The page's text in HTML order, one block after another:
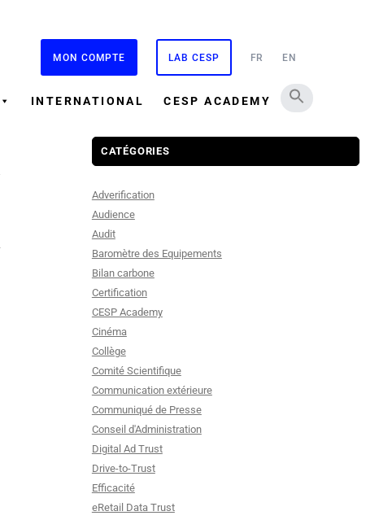
MON COMPTE LAB CESP FR EN
INTERNATIONAL CESP ACADEMY
CATÉGORIES
Adverification
Audience
Audit
Baromètre des Equipements
Bilan carbone
Certification
CESP Academy
Cinéma
Collège
Comité Scientifique
Communication extérieure
Communiqué de Presse
Conseil d'Administration
Digital Ad Trust
Drive-to-Trust
Efficacité
eRetail Data Trust